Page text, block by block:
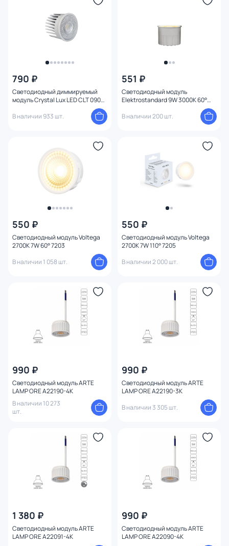
790 ₽
Светодиодный диммируемый
модуль Crystal Lux LED CLT 090D
В наличии 933 шт.
551 ₽
Светодиодный модуль
Elektrostandard 9W 3000K 60°
В наличии 200 шт.
550 ₽
Светодиодный модуль Voltega
2700K 7W 60° 7203
В наличии 1 058 шт.
550 ₽
Светодиодный модуль Voltega
2700K 7W 110° 7205
В наличии 2 000 шт.
990 ₽
Светодиодный модуль ARTE
LAMP ORE A22190-4K
В наличии 10 273
шт.
990 ₽
Светодиодный модуль ARTE
LAMP ORE A22190-3K
В наличии 3 305 шт.
1 380 ₽
Светодиодный модуль ARTE
LAMP ORE A22091-4K
990 ₽
Светодиодный модуль ARTE
LAMP ORE A22090-4K